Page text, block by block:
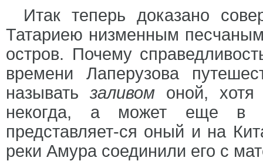
Итак теперь доказано
Татариею низменным
остров. Почему
времени Лаперузова
называть заливомоной, хотя
некогда, а может еще в
представляет-ся оный и на
реки Амура соединили его с